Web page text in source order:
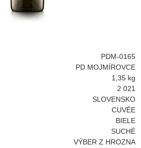
PDM-0165
PD MOJMÍROVCE
1,35 kg
2 021
SLOVENSKO
CUVÉE
BIELE
SUCHÉ
VÝBER Z HROZNA